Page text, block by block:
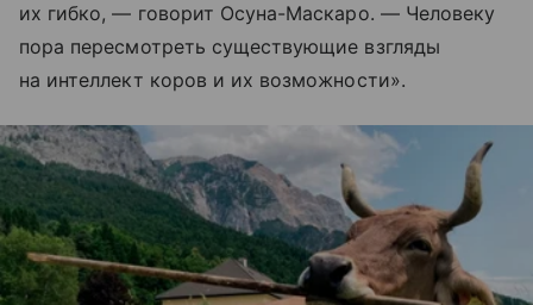
их гибко, — говорит Осуна-Маскаро. — Человеку
пора пересмотреть существующие взгляды
на интеллект коров и их возможности».